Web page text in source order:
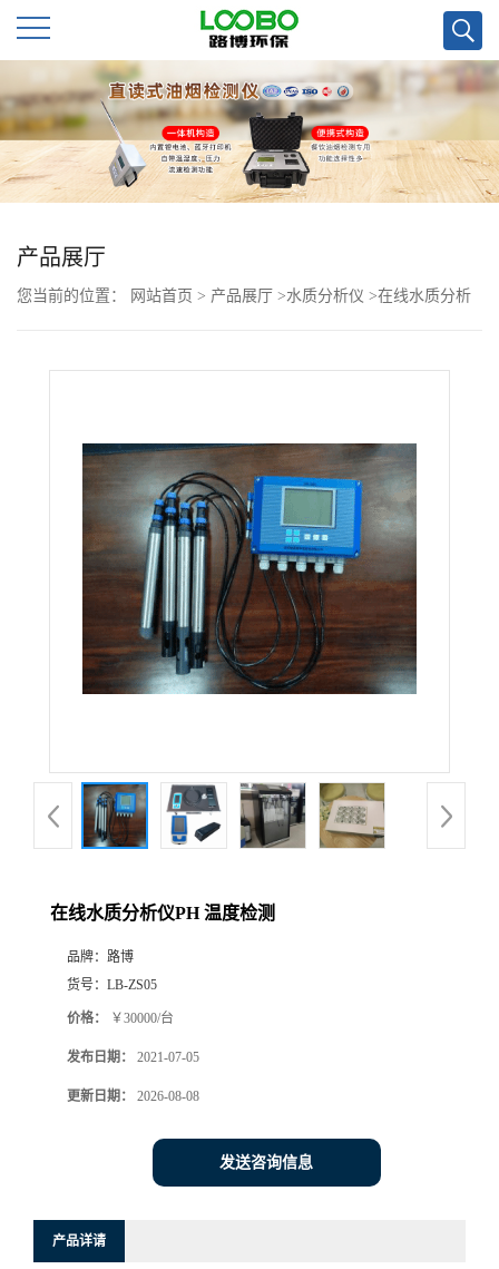
公
司
首
页
公
品
系
产品展厅
您当前的位置： 网站首页 > 产品展厅 >水质分析仪 >在线水质分析
在线水质分析仪PH 温度检测
品牌： 路博
货号： LB-ZS05
价格： ￥30000/台
发布日期： 2021-07-05
更新日期： 2026-08-08
发送咨询信息
产品详请